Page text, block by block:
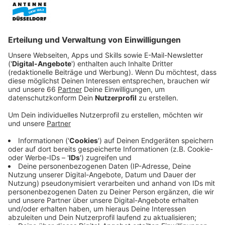
Deutschlandtour.
Anzeige
Zum ersten Mal seit über 40 Jahren haben
Hosenam Freitagabend (12.09.2025) wieder ein
Konzert imRatinger Hofin der Düsseldorfer Altstadt
gespielt. Zur Überraschung vieler Fans wurde das
Konzert über Musikboxen auch auf die Ratinger Straße
übertragen. Rund 300 Fans konnten das Konzert im
Ratinger Hof verfolgen. Hunderte weitere Fans
feierten auf der Straße mit.
Anzeige